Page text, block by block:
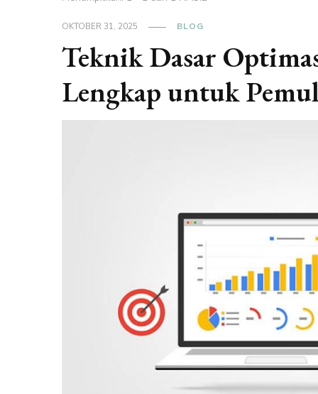
OKTOBER 31, 2025 BLOG
Teknik Dasar
Lengkap untuk